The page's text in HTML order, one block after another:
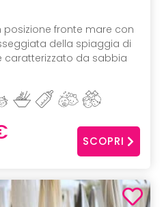
posizione fronte mare con
della spiaggia di
caratterizzato da sabbia
SCOPRI